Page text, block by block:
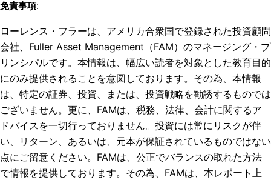
免責事項:
ローレンス・フラーは、アメリカ合衆国で登録された投資顧問
会社、Fuller Asset Management（FAM）のマネージング・プ
リンシパルです。本情報は、幅広い読者を対象とした教育目的
にのみ提供されることを意図しております。その為、本情報
は、特定の証券、投資、または、投資戦略を勧誘するものでは
ございません。更に、FAMは、税務、法律、会計に関するア
ドバイスを一切行っておりません。投資には常にリスクが伴
い、リターン、あるいは、元本が保証されているものではない
点にご留意ください。FAMは、公正でバランスの取れた方法
で情報を提供しております。その為、FAMは、本レポート上